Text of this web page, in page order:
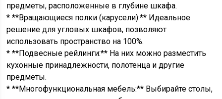
предметы, расположенные в глубине шкафа.
* **Вращающиеся полки (карусели):** Идеальное
решение для угловых шкафов, позволяют
использовать пространство на 100%.
* **Подвесные рейлинги:** На них можно разместить
кухонные принадлежности, полотенца и другие
предметы.
* **Многофункциональная мебель:** Выбирайте столы,